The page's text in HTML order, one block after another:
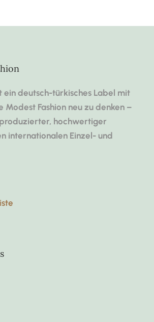
ein deutsch-türkisches Label mit
Modest Fashion neu zu denken –
hochwertiger
internationalen Einzel- und